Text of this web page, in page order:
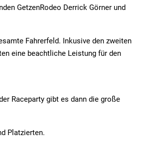
GetzenRodeo Derrick Görner und
Fahrerfeld. Inkusive den zweiten
eine beachtliche Leistung für den
Raceparty gibt es dann die große
Platzierten.